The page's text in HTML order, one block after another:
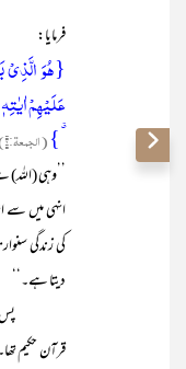
فرمایا:
{ہُوَ الَّذِیۡ
عَلَیۡہِمۡ
٭ }(الجمعۃ:۲)
’’وہی
انہی میں سے
کی زندگی
دیتا ہے۔‘‘
پس
قرآن حکیم